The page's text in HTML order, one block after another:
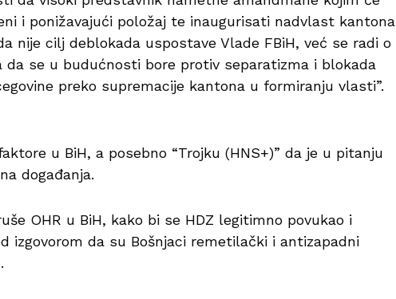
i ponižavajući položaj te inaugurisati nadvlast kantona
nije cilj deblokada uspostave Vlade FBiH, već se radi o
da se u budućnosti bore protiv separatizma i blokada
preko supremacije kantona u formiranju vlasti”.
u BiH, a posebno “Trojku (HNS+)” da je u pitanju
događanja.
OHR u BiH, kako bi se HDZ legitimno povukao i
izgovorom da su Bošnjaci remetilački i antizapadni